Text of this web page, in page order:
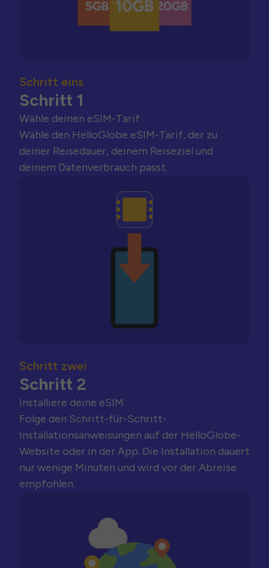
Schritt eins
Schritt 1
Wähle deinen eSIM-Tarif
Wähle den HelloGlobe eSIM-Tarif, der zu
deiner Reisedauer, deinem Reiseziel und
deinem Datenverbrauch passt.
Schritt zwei
Schritt 2
Installiere deine eSIM
Folge den Schritt-für-Schritt-
Installationsanweisungen auf der HelloGlobe-
Website oder in der App. Die Installation dauert
nur wenige Minuten und wird vor der Abreise
empfohlen.